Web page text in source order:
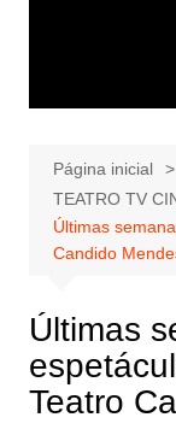
Página inicial
TEATRO TV
Últimas
Candido
Últimas
Teatro